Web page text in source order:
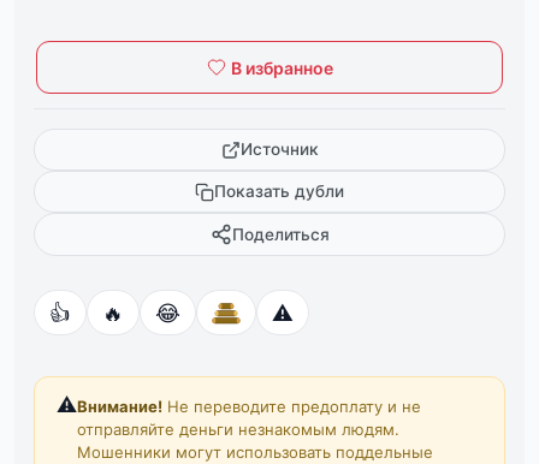
В избранное
Источник
Показать дубли
Поделиться
👍 🔥 😂 ⚠️
⚠️Внимание! Не переводите предоплату и не
отправляйте деньги незнакомым людям.
Мошенники могут использовать поддельные